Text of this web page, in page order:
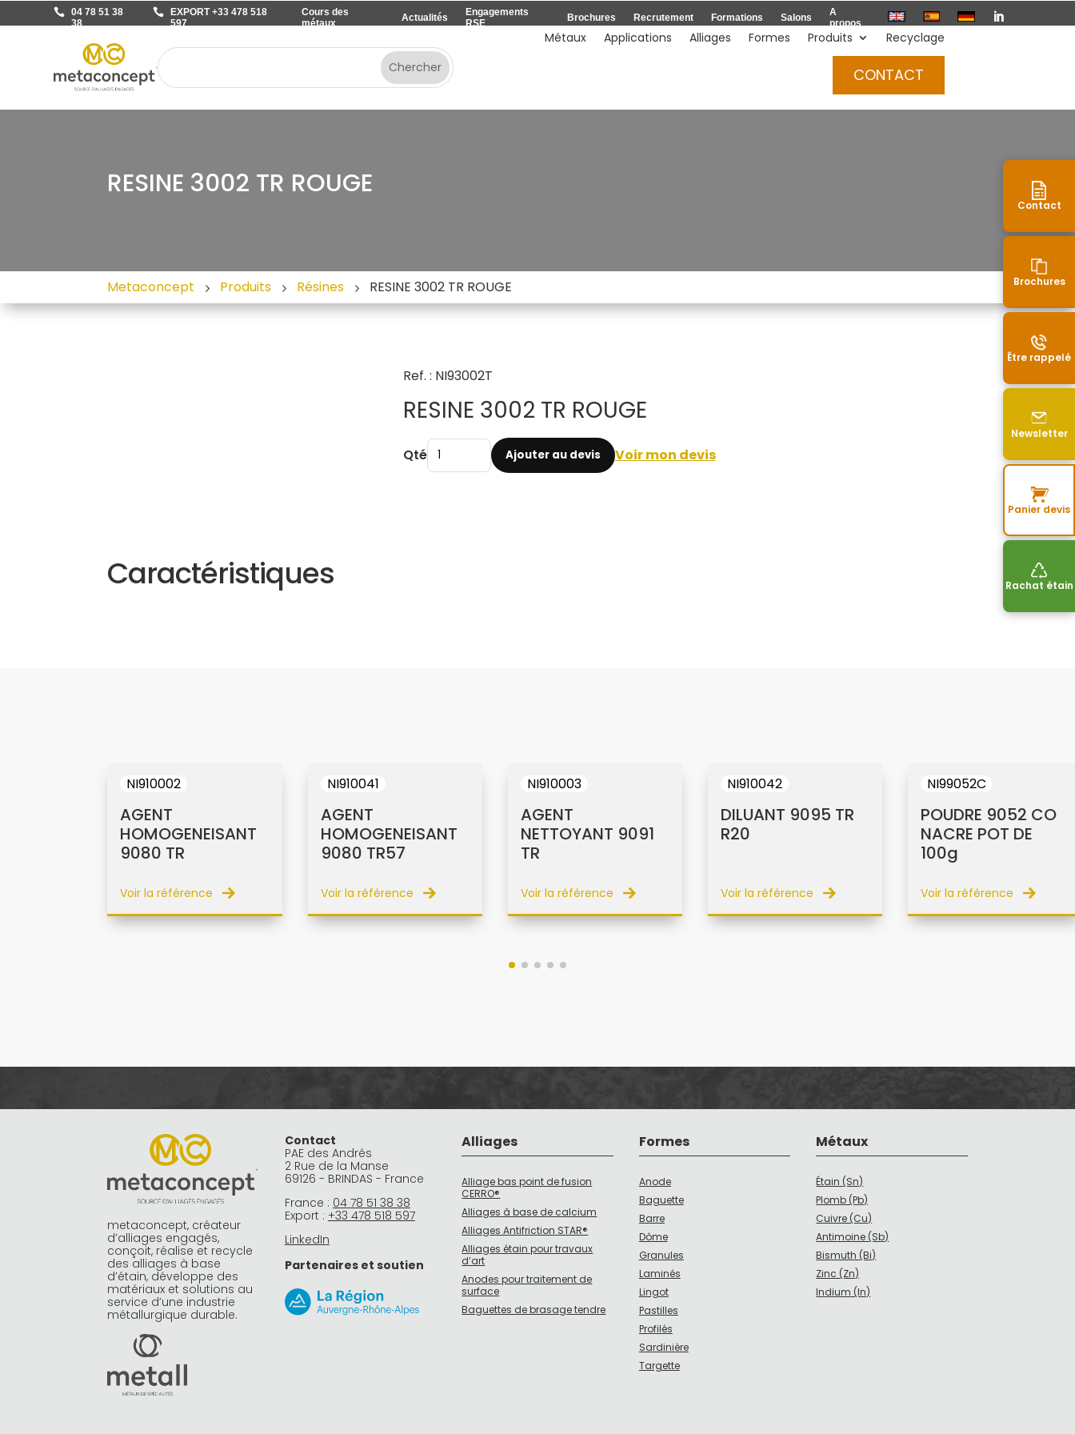
04 78 51 38
38
EXPORT +33 478 518
597
Cours des
métaux
Actualités
Engagements
RSE
Brochures Recrutement Formations Salons
A
propos

Métaux Applications Alliages Formes Produits Recyclage
CONTACT
RESINE 3002 TR ROUGE
Metaconcept Produits Résines RESINE 3002 TR ROUGE
Ref. : NI93002T
RESINE 3002 TR ROUGE
Qté Ajouter au devis Voir mon devis
Caractéristiques
NI910002
AGENT
HOMOGENEISANT
9080 TR
Voir la référence
NI910041
AGENT
HOMOGENEISANT
9080 TR57
Voir la référence
NI910003
AGENT
NETTOYANT 9091
TR
Voir la référence
NI910042
DILUANT 9095 TR
R20
Voir la référence
NI99052C
POUDRE 9052 CO
NACRE POT DE
100g
Voir la référence
metaconcept, créateur
d’alliages engagés,
conçoit, réalise et recycle
des alliages à base
d’étain, développe des
matériaux et solutions au
service d’une industrie
métallurgique durable.
Contact
PAE des Andrés
2 Rue de la Manse
69126 - BRINDAS - France
France : 04 78 51 38 38
Export : +33 478 518 597
LinkedIn
Partenaires et soutien
Alliages
Alliage bas point de fusion
CERRO®
Alliages à base de calcium
Alliages Antifriction STAR®
Alliages étain pour travaux
d’art
Anodes pour traitement de
surface
Baguettes de brasage tendre
Formes
Anode
Baguette
Barre
Dôme
Granules
Laminés
Lingot
Pastilles
Profilés
Sardinière
Targette
Métaux
Étain (Sn)
Plomb (Pb)
Cuivre (Cu)
Antimoine (Sb)
Bismuth (Bi)
Zinc (Zn)
Indium (In)
Contact
Brochures
Être rappelé
Newsletter
Panier devis
Rachat étain